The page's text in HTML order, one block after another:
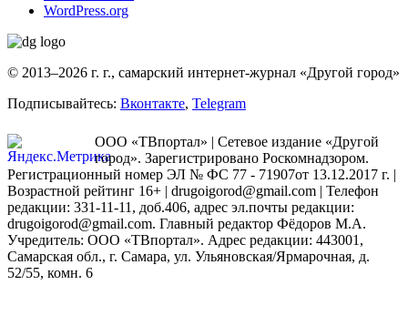
WordPress.org
© 2013–2026 г. г., самарский интернет-журнал «Другой город»
Подписывайтесь: Вконтакте, Telegram
ООО «ТВпортал» | Сетевое издание «Другой
город». Зарегистрировано Роскомнадзором.
Регистрационный номер ЭЛ № ФС 77 - 71907от 13.12.2017 г. |
Возрастной рейтинг 16+ | drugoigorod@gmail.com | Телефон
редакции: 331-11-11, доб.406, адрес эл.почты редакции:
drugoigorod@gmail.com. Главный редактор Фёдоров М.А.
Учредитель: ООО «ТВпортал». Адрес редакции: 443001,
Самарская обл., г. Самара, ул. Ульяновская/Ярмарочная, д.
52/55, комн. 6